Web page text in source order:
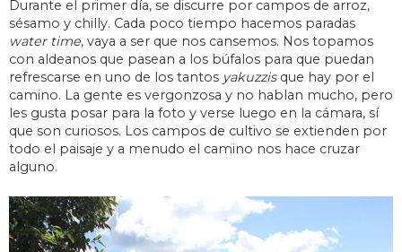
Durante el primer día, se discurre por campos de arroz,
sésamo y chilly. Cada poco tiempo hacemos paradas
water time, vaya a ser que nos cansemos. Nos topamos
con aldeanos que pasean a los búfalos para que puedan
refrescarse en uno de los tantos yakuzzis que hay por el
camino. La gente es vergonzosa y no hablan mucho, pero
les gusta posar para la foto y verse luego en la cámara, sí
que son curiosos. Los campos de cultivo se extienden por
todo el paisaje y a menudo el camino nos hace cruzar
alguno.